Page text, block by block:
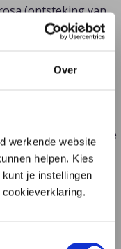
Over
werkende website
helpen. Kies
je instellingen
(ontsteking van
mis in de
en de
van invloed.
of
van de klachten te